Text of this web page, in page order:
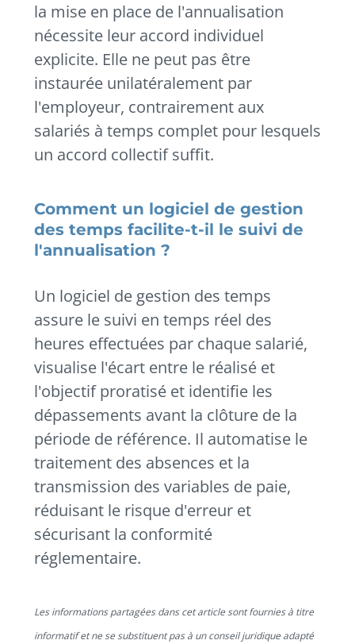
la mise en place de l'annualisation
nécessite leur accord individuel
explicite. Elle ne peut pas être
instaurée unilatéralement par
l'employeur, contrairement aux
salariés à temps complet pour lesquels
un accord collectif suffit.
Comment un logiciel de gestion
des temps facilite-t-il le suivi de
l'annualisation ?
Un logiciel de gestion des temps
assure le suivi en temps réel des
heures effectuées par chaque salarié,
visualise l'écart entre le réalisé et
l'objectif proratisé et identifie les
dépassements avant la clôture de la
période de référence. Il automatise le
traitement des absences et la
transmission des variables de paie,
réduisant le risque d'erreur et
sécurisant la conformité
réglementaire.
Les informations partagées dans cet article sont fournies à titre
informatif et ne se substituent pas à un conseil juridique adapté